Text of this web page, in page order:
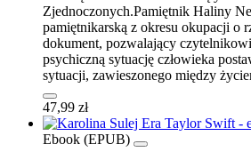
Zjednoczonych.Pamiętnik Haliny
pamiętnikarską z okresu okupacji o
dokument, pozwalający
psychiczną sytuację człowieka
sytuacji, zawieszonego między
47,99 zł
Ebook (EPUB)